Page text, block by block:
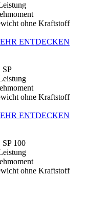
ohne Kraftstoff
ENTDECKEN
SP
ohne Kraftstoff
ENTDECKEN
100
ohne Kraftstoff